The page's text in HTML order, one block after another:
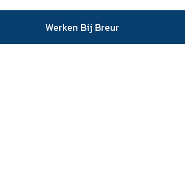
Werken Bij Breur